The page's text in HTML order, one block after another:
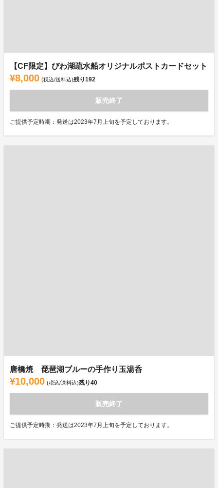
【CF限定】びわ湖疏水船オリジナルポストカードセット
¥8,000 (税込/送料込)残り192
販売終了
ご提供予定時期：発送は2023年7月上旬を予定しております。
唐橋焼 琵琶湖ブルーの手作り玉湯呑
¥10,000 (税込/送料込)残り40
販売終了
ご提供予定時期：発送は2023年7月上旬を予定しております。